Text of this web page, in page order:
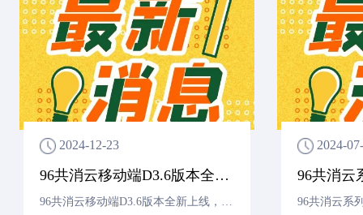
2024-12-23
96共消云移动端D3.6版本全新上线，功能更强大，操作更便捷！
96共消云移动端D3.6版本全新上线，功能更强大，操作更便捷！
2024-